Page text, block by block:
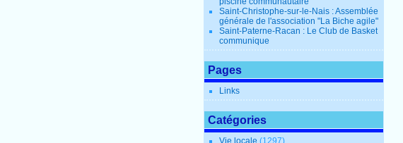
Saint-Christophe-sur-le-Nais : Assemblée
générale de l'association "La Biche agile"
Saint-Paterne-Racan : Le Club de Basket
communique
Pages
Links
Catégories